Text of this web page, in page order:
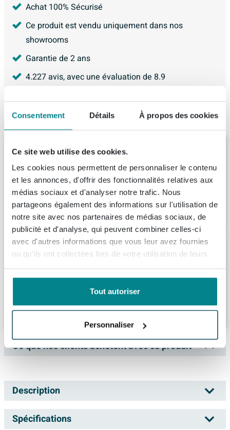
Consentement Détails À propos des cookies
Ce site web utilise des cookies.
Les cookies nous permettent de personnaliser le contenu
et les annonces, d'offrir des fonctionnalités relatives aux
médias sociaux et d'analyser notre trafic. Nous
partageons également des informations sur l'utilisation de
notre site avec nos partenaires de médias sociaux, de
publicité et d'analyse, qui peuvent combiner celles-ci
avec d'autres informations que vous leur avez fournies
ou qu'ils ont collectées lors de votre utilisation de leurs
Tout autoriser
Personnaliser
Achat 100% Sécurisé
Ce produit est vendu uniquement dans nos
showrooms
Garantie de 2 ans
4.227avis, avec une évaluation de 8.9
Articles similaires
Xenz Society Baignoire d'angle -
170x75x48 - bonde centrale - droite -
compact - acrylique - blanc mat
Livraison: 1 - 2 semaines
878,
Nemo Spring Nantes baignoire encastrée
mono vidage D52 170x75x40cm 185L avec
Livraison:1 - 2 semaines
451,99
Ce que nos clients achètent avec ce produit
Description
Xenz Lagoon Baignoire d'angle - 170x75x48 -
Spécifications